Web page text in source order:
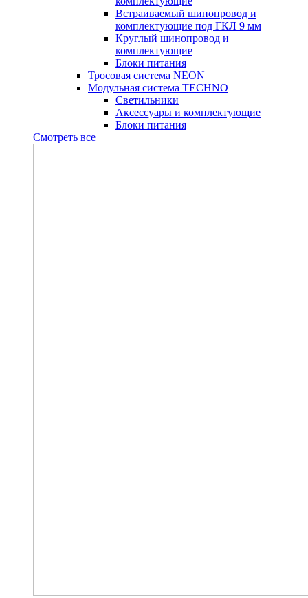
Встраиваемый шинопровод и
комплектующие под ГКЛ 9 мм
Круглый шинопровод и
комплектующие
Блоки питания
Тросовая система NEON
Модульная система TECHNO
Светильники
Аксессуары и комплектующие
Блоки питания
Смотреть все